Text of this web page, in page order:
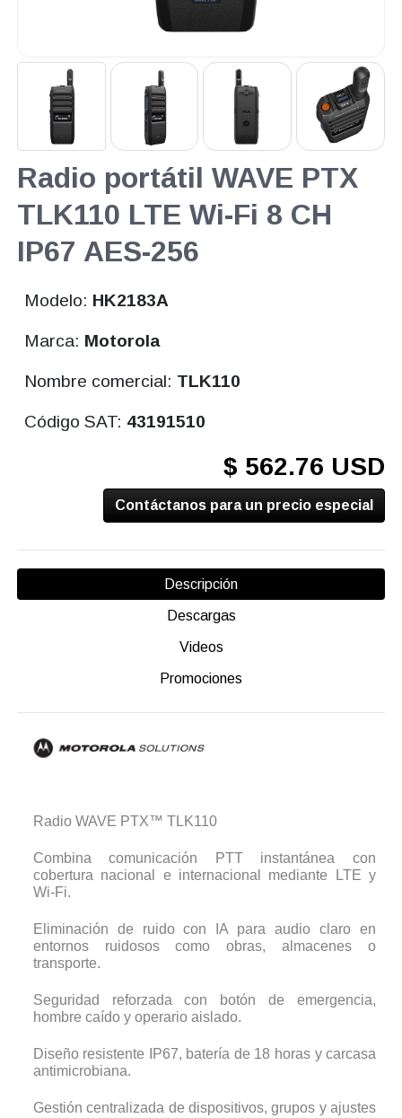
Radio portátil WAVE PTX
TLK110 LTE Wi-Fi 8 CH
IP67 AES-256
Modelo: HK2183A
Marca: Motorola
Nombre comercial: TLK110
Código SAT: 43191510
$ 562.76 USD
Contáctanos para un precio especial
Descripción
Descargas
Videos
Promociones
Radio WAVE PTX™ TLK110
Combina comunicación PTT instantánea con
cobertura nacional e internacional mediante LTE y
Wi-Fi.
Eliminación de ruido con IA para audio claro en
entornos ruidosos como obras, almacenes o
transporte.
Seguridad reforzada con botón de emergencia,
hombre caído y operario aislado.
Diseño resistente IP67, batería de 18 horas y carcasa
antimicrobiana.
Gestión centralizada de dispositivos, grupos y ajustes